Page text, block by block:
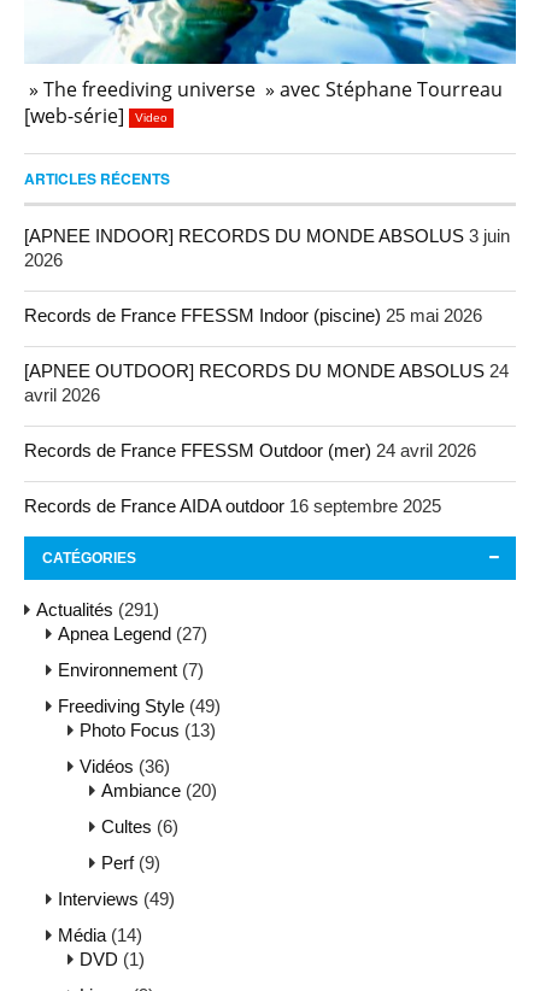
» The freediving universe » avec Stéphane Tourreau
[web-série]
Video
ARTICLES RÉCENTS
[APNEE INDOOR] RECORDS DU MONDE ABSOLUS 3 juin
2026
Records de France FFESSM Indoor (piscine) 25 mai 2026
[APNEE OUTDOOR] RECORDS DU MONDE ABSOLUS 24
avril 2026
Records de France FFESSM Outdoor (mer) 24 avril 2026
Records de France AIDA outdoor 16 septembre 2025
CATÉGORIES
Actualités (291)
Apnea Legend (27)
Environnement (7)
Freediving Style (49)
Photo Focus (13)
Vidéos (36)
Ambiance (20)
Cultes (6)
Perf(9)
Interviews (49)
Média (14)
DVD (1)